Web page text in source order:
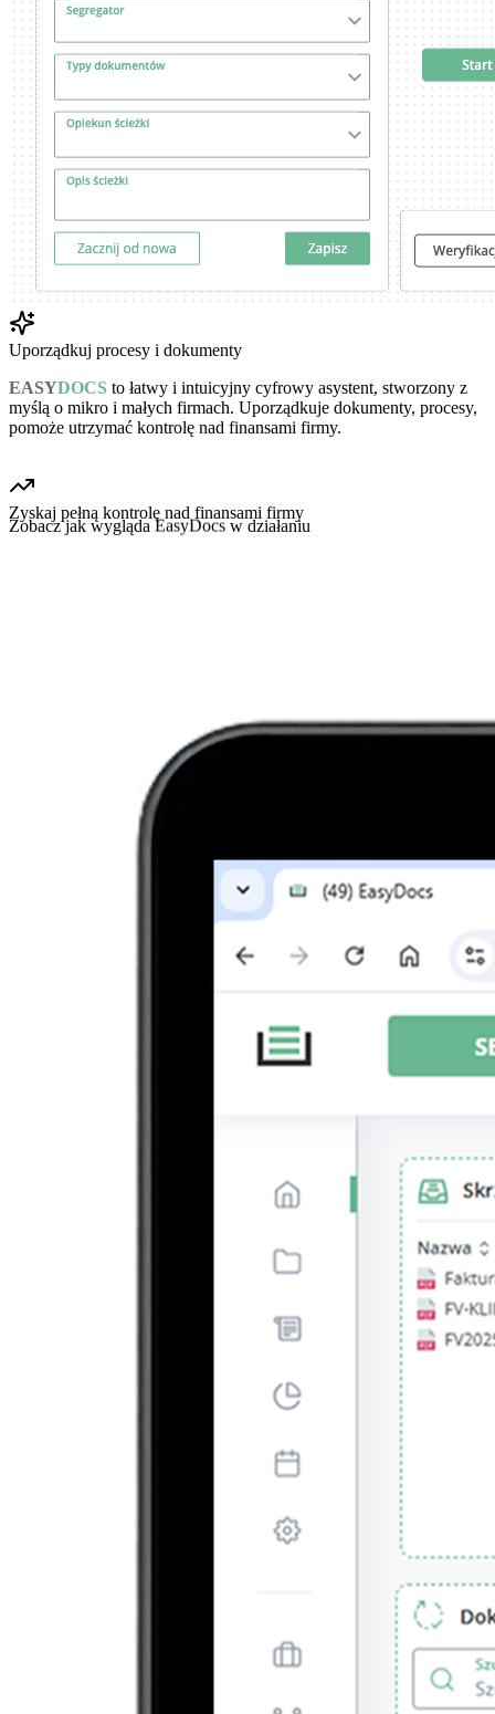
Uporządkuj procesy i dokumenty
EASYDOCS to łatwy i intuicyjny cyfrowy asystent, stworzony z
myślą o mikro i małych firmach. Uporządkuje dokumenty, procesy,
pomoże utrzymać kontrolę nad finansami firmy.
Zyskaj pełną kontrolę nad finansami firmy
Zobacz jak wygląda EasyDocs w działaniu